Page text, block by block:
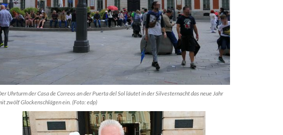
Uhrturm der Casa de Correos an der Puerta del Sol läutet in der Silvesternacht das neue Jahr
zwölf Glockenschlägen ein. (Foto: edp)